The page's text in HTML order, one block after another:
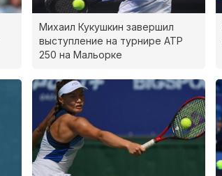
Михаил Кукушкин завершил
выступление на турнире ATP
250 на Мальорке